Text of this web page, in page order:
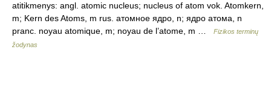
atitikmenys: angl. atomic nucleus; nucleus of atom vok. Atomkern,
m; Kern des Atoms, m rus. атомное ядро, n; ядро атома, n
pranc. noyau atomique, m; noyau de l’atome, m …
Fizikos terminų
žodynas